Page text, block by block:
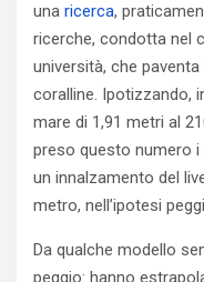
una ricerca,
ricerche, condotta nel
università, che
coralline. Ipotizzando,
mare di 1,91 metri al
preso questo numero i
un innalzamento del
metro, nell’ipotesi
Da qualche modello
peggio: hanno